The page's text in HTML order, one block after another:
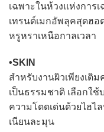
เฉพาะในห้วงแห่งการเ
เทรนด์เมกอัพลุคสุดฮอ
หรูหราเหนือกาลเวลา
•SKIN
สำหรับงานผิวเพียงเติ
เป็นธรรมชาติ เลือกใช้
ความโดดเด่นด้วยไฮไ
เนียนละมุน